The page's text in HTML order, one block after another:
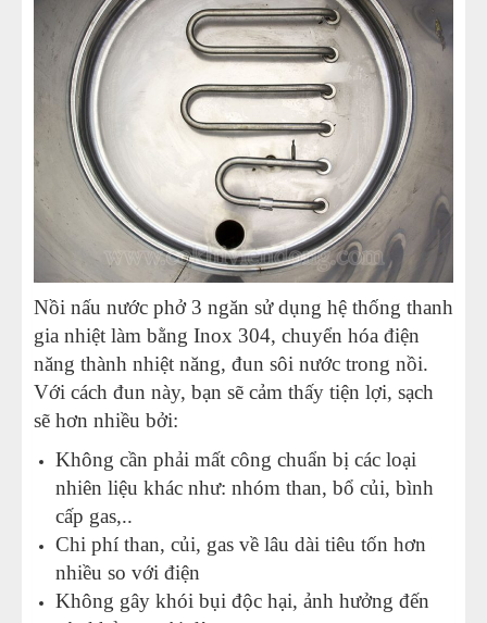
Nồi nấu nước phở 3 ngăn sử dụng hệ thống thanh
gia nhiệt làm bằng Inox 304, chuyển hóa điện
năng thành nhiệt năng, đun sôi nước trong nồi.
Với cách đun này, bạn sẽ cảm thấy tiện lợi, sạch
sẽ hơn nhiều bởi:
Không cần phải mất công chuẩn bị các loại
nhiên liệu khác như: nhóm than, bổ củi, bình
cấp gas,..
Chi phí than, củi, gas về lâu dài tiêu tốn hơn
nhiều so với điện
Không gây khói bụi độc hại, ảnh hưởng đến